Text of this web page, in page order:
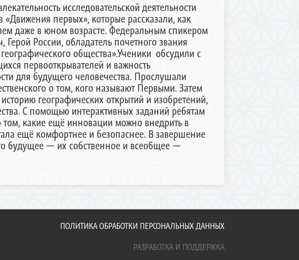
исследовательской деятельности
первых», которые рассказали, как
даже в юном возрасте. Федеральным спикером
Герой России, обладатель почетного звания
общества».Ученики обсудили с
первооткрывателей и важность
для будущего человечества. Прослушали
о том, кого называют Первыми. Затем
географических открытий и изобретений,
С помощью интерактивных заданий ребятам
какие ещё инновации можно внедрить в
ещё комфортнее и безопаснее. В завершение
будущее — их собственное и всеобщее —
ПОЛИТИКА ОБРАБОТКИ ПЕРСОНАЛЬНЫХ ДАННЫХ
РАЗРАБОТКА И ПОДДЕРЖКА